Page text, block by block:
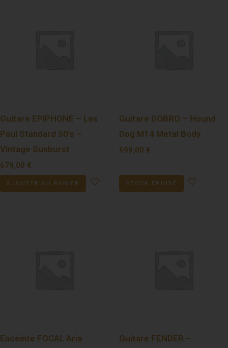
Guitare EPIPHONE – Les
Paul Standard 50’s –
Vintage Sunburst
679,00 €
AJOUTER AU PANIER
Guitare DOBRO – Hound
Dog M14 Metal Body
699,00 €
STOCK ÉPUISÉ
Enceinte FOCAL Aria
Guitare FENDER –